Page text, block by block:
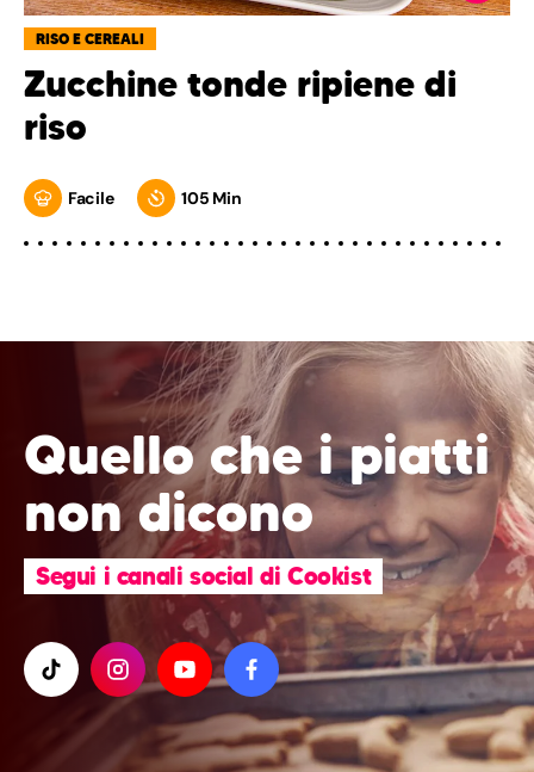
RISO E CEREALI
Zucchine tonde ripiene di
riso
Facile 105 Min
Quello che i piatti
non dicono
Segui i canali social di Cookist